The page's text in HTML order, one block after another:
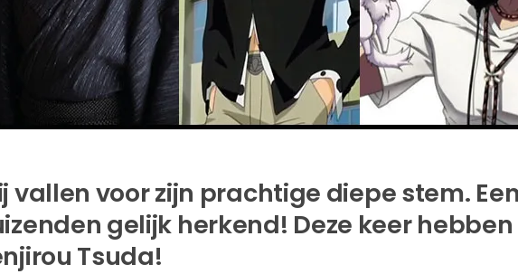
vallen voor zijn prachtige diepe stem.
gelijk herkend! Deze keer
Tsuda!